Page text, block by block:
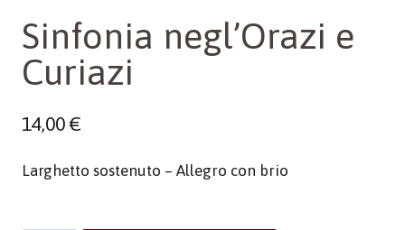
Sinfonia negl’Orazi e
Curiazi
14,00€
Larghetto sostenuto – Allegro con brio